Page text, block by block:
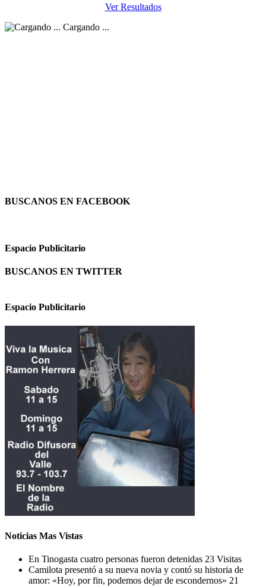
Ver Resultados
Cargando ...
BUSCANOS EN FACEBOOK
Espacio Publicitario
BUSCANOS EN TWITTER
Espacio Publicitario
Noticias Mas Vistas
En Tinogasta cuatro personas fueron detenidas 23 Visitas
Camilota presentó a su nueva novia y contó su historia de
amor: «Hoy, por fin, podemos dejar de escondernos» 21